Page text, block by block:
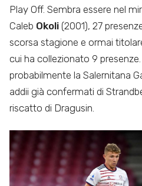
Play Off. Sembra essere nel
Caleb Okoli (2001), 27
scorsa stagione e ormai
cui ha collezionato 9
probabilmente la Salernitana
addii già confermati di
riscatto di Dragusin.